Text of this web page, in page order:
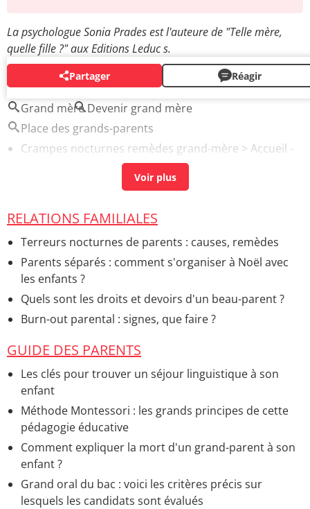
La psychologue Sonia Prades est l'auteure de "Telle mère,
quelle fille ?" aux Editions Leduc s.
Partager Réagir
AUTOUR DU MÊME SUJET
Grand mère Devenir grand mère
Place des grands-parents
Crampes nocturnes remèdes grand-mère > Accueil -
Remèdes naturels et autres médecines douces
RELATIONS FAMILIALES
Terreurs nocturnes de parents : causes, remèdes
Parents séparés : comment s'organiser à Noël avec
les enfants ?
Quels sont les droits et devoirs d'un beau-parent ?
Burn-out parental : signes, que faire ?
GUIDE DES PARENTS
Les clés pour trouver un séjour linguistique à son
enfant
Méthode Montessori : les grands principes de cette
pédagogie éducative
Comment expliquer la mort d'un grand-parent à son
enfant ?
Grand oral du bac : voici les critères précis sur
lesquels les candidats sont évalués